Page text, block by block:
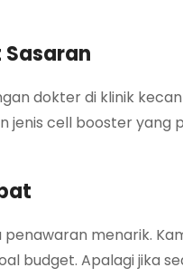
dokter di klinik
cell booster yang
menarik.
budget. Apalagi jika